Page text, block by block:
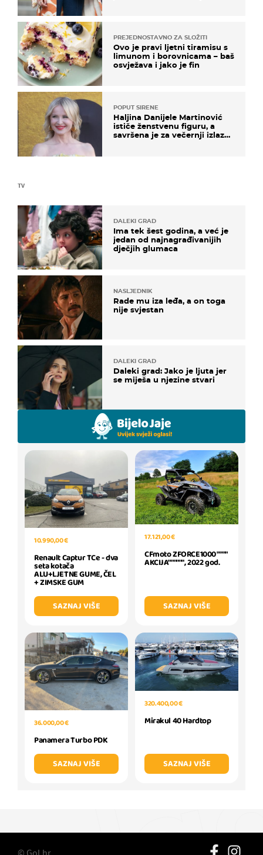
TV
DALEKI GRAD
Ima tek šest godina, a već je
jedan od najnagrađivanijih
dječjih glumaca
NASLJEDNIK
Rade mu iza leđa, a on toga
nije svjestan
DALEKI GRAD
Daleki grad: Jako je ljuta jer
se miješa u njezine stvari
PREJEDNOSTAVNO ZA SLOŽITI
Ovo je pravi ljetni tiramisu s
limunom i borovnicama – baš
osvježava i jako je fin
POPUT SIRENE
Haljina Danijele Martinović
ističe ženstvenu figuru, a
savršena je za večernji izlazak
10.990,00 €
Renault Captur TCe - dva
seta kotača
ALU+LJETNE GUME, ČEL
+ ZIMSKE GUM
SAZNAJ VIŠE
17.121,00 €
CFmoto ZFORCE1000 """"
AKCIJA"""""", 2022 god.
SAZNAJ VIŠE
36.000,00 €
Panamera Turbo PDK
SAZNAJ VIŠE
320.400,00 €
Mirakul 40 Hardtop
SAZNAJ VIŠE